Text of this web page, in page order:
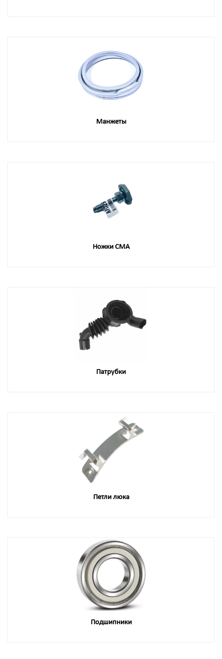
Манжеты
Ножки СМА
Патрубки
Петли люка
Подшипники